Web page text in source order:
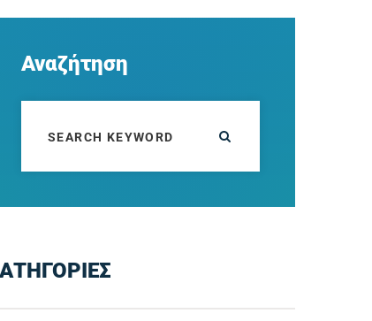
Αναζήτηση